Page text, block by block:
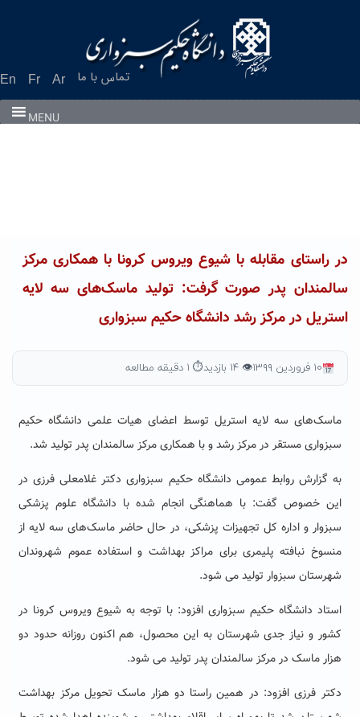
En Fr Ar تماس با ما
MENU
در راستای مقابله با شیوع ویروس کرونا با همکاری مرکز
سالمندان پدر صورت گرفت: تولید ماسک‌های سه لایه
استریل در مرکز رشد دانشگاه حکیم سبزواری
۱۰ فروردین ۱۳۹۹ 👁 ۱۴ بازدید ⏱ ۱ دقیقه مطالعه
ماسک‌های سه لایه استریل توسط اعضای هیات علمی دانشگاه حکیم
سبزواری مستقر در مرکز رشد و با همکاری مرکز سالمندان پدر تولید شد.
به گزارش روابط عمومی دانشگاه حکیم سبزواری دکتر غلامعلی فرزی در
این خصوص گفت: با هماهنگی انجام شده با دانشگاه علوم پزشکی
سبزوار و اداره کل تجهیزات پزشکی، در حال حاضر ماسک‌های سه لایه از
منسوخ نبافته پلیمری برای مراکز بهداشت و استفاده عموم شهروندان
شهرستان سبزوار تولید می‌ شود.
استاد دانشگاه حکیم سبزواری افزود: با توجه به شیوع ویروس کرونا در
کشور و نیاز جدی شهرستان به این محصول، هم اکنون روزانه حدود دو
هزار ماسک در مرکز سالمندان پدر تولید می شود.
دکتر فرزی افزود: در همین راستا دو هزار ماسک تحویل مرکز بهداشت